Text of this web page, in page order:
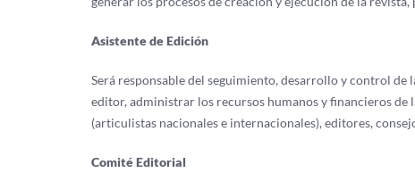
Asistente de Edición
Será responsable del seguimiento, desarrollo y control
editor, administrar los recursos humanos y financieros
(articulistas nacionales e internacionales), editores,
Comité Editorial